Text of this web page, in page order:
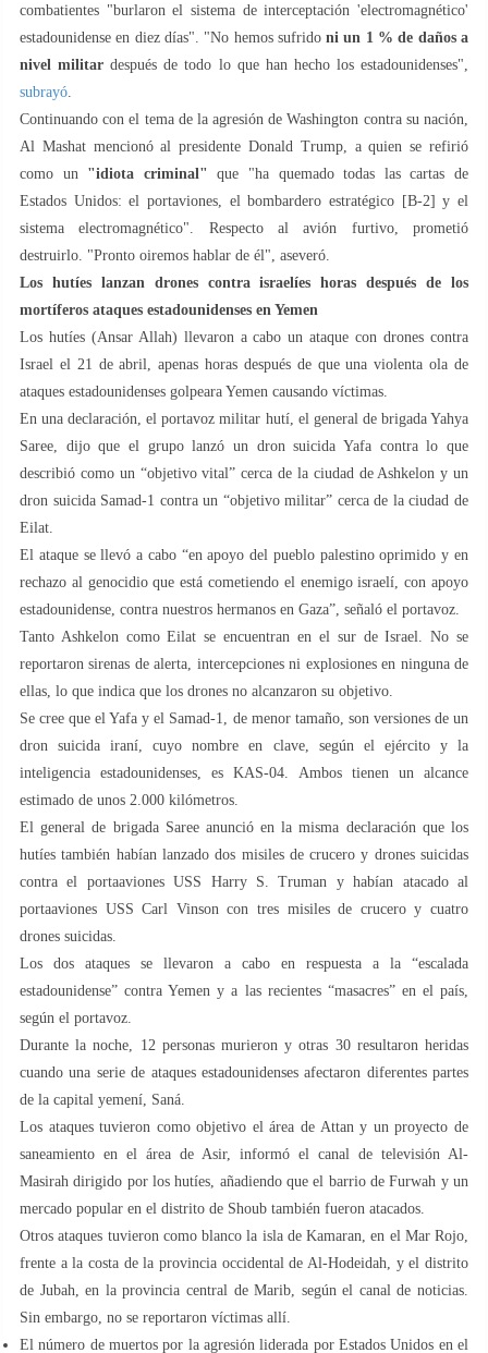
combatientes "burlaron el sistema de interceptación 'electromagnético'
estadounidense en diez días". "No hemos sufridoni un 1 % de daños a
nivel militar después de todo lo que han hecho los estadounidenses",
subrayó
Continuando con el tema de la agresión de Washington contra su nación,
Al Mashat mencionó al presidente Donald Trump, a quien se refirió
como un "idiota criminal" que "ha quemado todas las cartas de
Estados Unidos: el portaviones, el bombardero estratégico [B-2] y el
sistema electromagnético". Respecto al avión furtivo, prometió
destruirlo. "Pronto oiremos hablar de él", aseveró.
Los hutíes lanzan drones contra israelíes horas después de los
mortíferos ataques estadounidenses en Yemen
Los hutíes (Ansar Allah) llevaron a cabo un ataque con drones contra
Israel el 21 de abril, apenas horas después de que una violenta ola de
ataques estadounidenses golpeara Yemen causando víctimas.
En una declaración, el portavoz militar hutí, el general de brigada Yahya
Saree, dijo que el grupo lanzó un dron suicida Yafa contra lo que
describió como un “objetivo vital” cerca de la ciudad de Ashkelon y un
dron suicida Samad-1 contra un “objetivo militar” cerca de la ciudad de
Eilat.
El ataque se llevó a cabo “en apoyo del pueblo palestino oprimido y en
rechazo al genocidio que está cometiendo el enemigo israelí, con apoyo
estadounidense, contra nuestros hermanos en Gaza”, señaló el portavoz.
Tanto Ashkelon como Eilat se encuentran en el sur de Israel. No se
reportaron sirenas de alerta, intercepciones ni explosiones en ninguna de
ellas, lo que indica que los drones no alcanzaron su objetivo.
Se cree que el Yafa y el Samad-1, de menor tamaño, son versiones de un
dron suicida iraní, cuyo nombre en clave, según el ejército y la
inteligencia estadounidenses, es KAS-04. Ambos tienen un alcance
estimado de unos 2.000 kilómetros.
El general de brigada Saree anunció en la misma declaración que los
hutíes también habían lanzado dos misiles de crucero y drones suicidas
contra el portaaviones USS Harry S. Truman y habían atacado al
portaaviones USS Carl Vinson con tres misiles de crucero y cuatro
drones suicidas.
Los dos ataques se llevaron a cabo en respuesta a la “escalada
estadounidense” contra Yemen y a las recientes “masacres” en el país,
según el portavoz.
Durante la noche, 12 personas murieron y otras 30 resultaron heridas
cuando una serie de ataques estadounidenses afectaron diferentes partes
de la capital yemení, Saná.
Los ataques tuvieron como objetivo el área de Attan y un proyecto de
saneamiento en el área de Asir, informó el canal de televisión Al-
Masirah dirigido por los hutíes, añadiendo que el barrio de Furwah y un
mercado popular en el distrito de Shoub también fueron atacados.
Otros ataques tuvieron como blanco la isla de Kamaran, en el Mar Rojo,
frente a la costa de la provincia occidental de Al-Hodeidah, y el distrito
de Jubah, en la provincia central de Marib, según el canal de noticias.
Sin embargo, no se reportaron víctimas allí.
El número de muertos por la agresión liderada por Estados Unidos en el